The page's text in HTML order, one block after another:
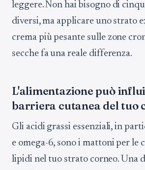
leggere. Non hai bisogno di
diversi, ma applicare uno strato
crema più pesante sulle zone
secche fa una reale differenza.
L'alimentazione può
barriera cutanea del tuo
Gli acidi grassi essenziali, in
e omega-6, sono i mattoni per le
lipidi nel tuo strato corneo. Una